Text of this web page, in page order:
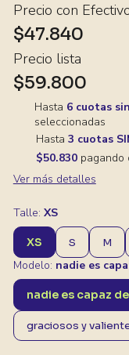
Precio con
$47.840
Precio lista
$59.800
Hasta 6 cuotas
seleccionadas
Hasta 3 cuotas
$50.830pagando
Ver más detalles
Talle: XS
XS S M
Modelo: nadie es
nadie es capaz
graciosos y